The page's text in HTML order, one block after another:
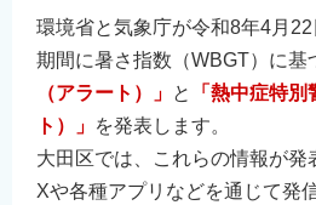
環境省と気象庁が令和8年4月
期間に暑さ指数（WBGT）に基
（アラート）」 と
「熱中症特
ト）」 を発表します。
大田区では、これらの情報が発
Xや各種アプリなどを通じて発